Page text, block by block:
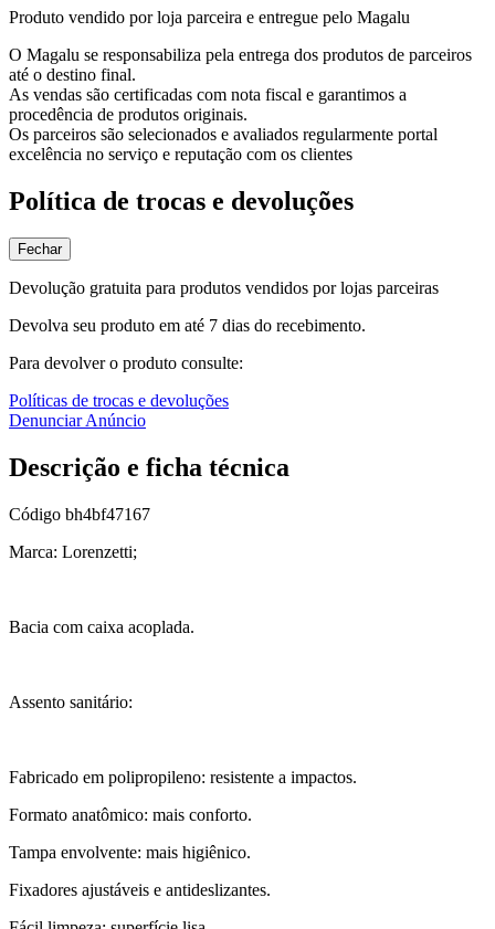
Produto vendido por loja parceira e entregue pelo Magalu
O Magalu se responsabiliza pela entrega dos produtos de parceiros
até o destino final.
As vendas são certificadas com nota fiscal e garantimos a
procedência de produtos originais.
Os parceiros são selecionados e avaliados regularmente portal
excelência no serviço e reputação com os clientes
Política de trocas e devoluções
Fechar
Devolução gratuita para produtos vendidos por lojas parceiras
Devolva seu produto em até 7 dias do recebimento.
Para devolver o produto consulte:
Políticas de trocas e devoluções
Denunciar Anúncio
Descrição e ficha técnica
Código bh4bf47167
Marca: Lorenzetti;
Bacia com caixa acoplada.
Assento sanitário:
Fabricado em polipropileno: resistente a impactos.
Formato anatômico: mais conforto.
Tampa envolvente: mais higiênico.
Fixadores ajustáveis e antideslizantes.